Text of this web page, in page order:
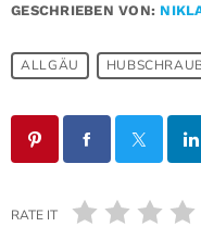
GESCHRIEBEN VON:
ALLGÄU
RATE IT